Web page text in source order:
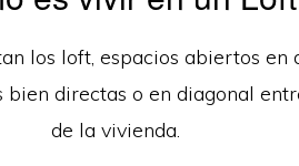
los loft, espacios abiertos en
directas o en diagonal
de la vivienda.